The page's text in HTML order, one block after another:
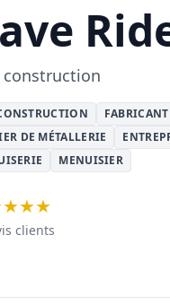
construction
DE MÉTALLERIE
MENUISIER
clients